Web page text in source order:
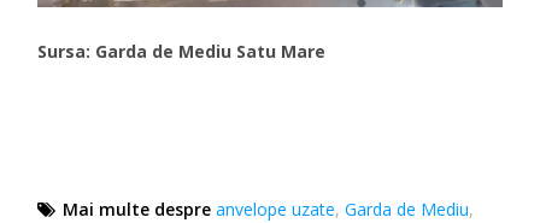
Sursa: Garda de Mediu Satu Mare
Mai multe despre anvelope uzate,Garda de Mediu,